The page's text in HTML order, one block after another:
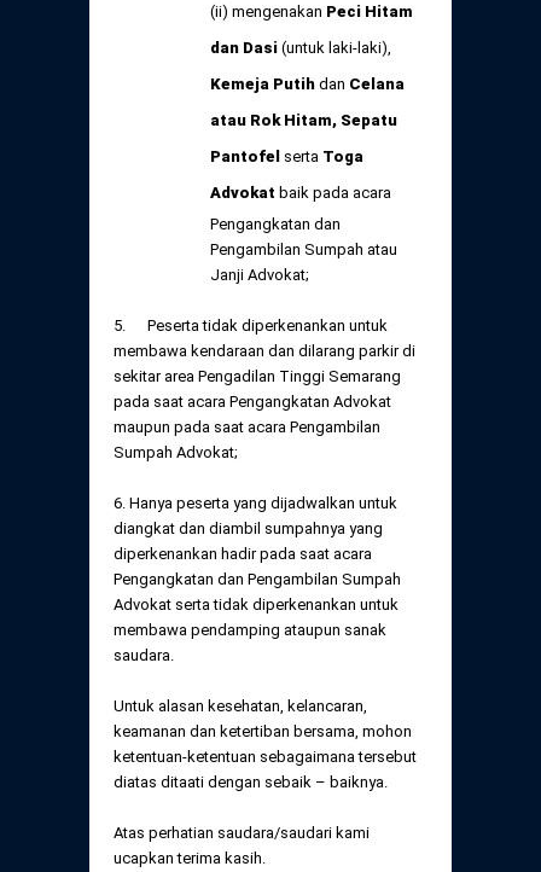
(ii) mengenakan Peci Hitam
dan Dasi (untuk laki-laki),
Kemeja Putih dan Celana
atau Rok Hitam, Sepatu
Pantofel serta Toga
Advokat baik pada acara
Pengangkatan dan
Pengambilan Sumpah atau
Janji Advokat;
5. Peserta tidak diperkenankan untuk
membawa kendaraan dan dilarang parkir di
sekitar area Pengadilan Tinggi Semarang
pada saat acara Pengangkatan Advokat
maupun pada saat acara Pengambilan
Sumpah Advokat;
6. Hanya peserta yang dijadwalkan untuk
diangkat dan diambil sumpahnya yang
diperkenankan hadir pada saat acara
Pengangkatan dan Pengambilan Sumpah
Advokat serta tidak diperkenankan untuk
membawa pendamping ataupun sanak
saudara.
Untuk alasan kesehatan, kelancaran,
keamanan dan ketertiban bersama, mohon
ketentuan-ketentuan sebagaimana tersebut
diatas ditaati dengan sebaik – baiknya.
Atas perhatian saudara/saudari kami
ucapkan terima kasih.